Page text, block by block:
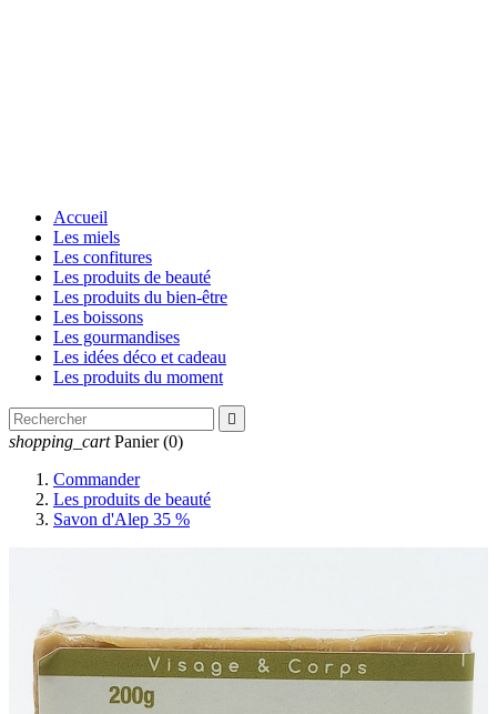
Accueil
Les miels
Les confitures
Les produits de beauté
Les produits du bien-être
Les boissons
Les gourmandises
Les idées déco et cadeau
Les produits du moment

shopping_cart Panier (0)
Commander
Les produits de beauté
Savon d'Alep 35 %